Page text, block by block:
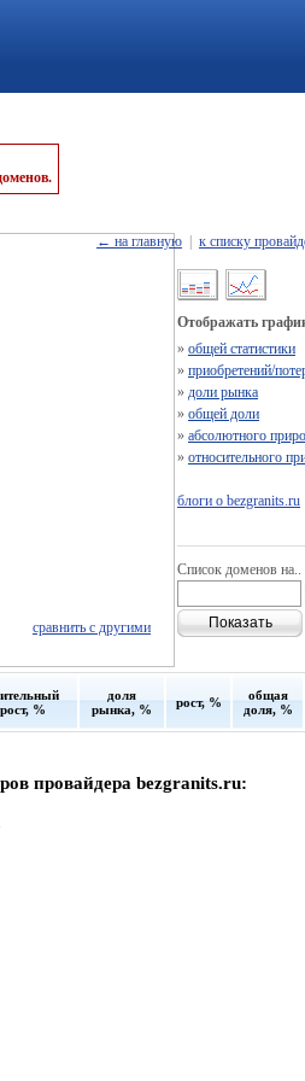
← на главную к списку
сравнить с другими
Отображать
» общей статистики
» приобретений/
» доли рынка
» общей доли
» абсолютного
» относительного
блоги о bezgranits.ru
Список доменов на..
%
доля
рынка, %
рост, %
общая
доля, %
провайдера bezgranits.ru: